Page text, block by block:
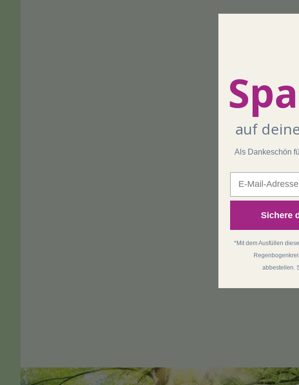
auf
Als Dankeschön
Sichere
*Mit dem Ausfüllen
abbestellen.